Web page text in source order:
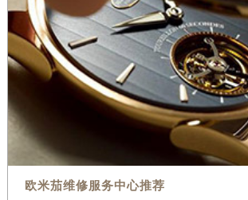
欧米茄维修服务中心推荐